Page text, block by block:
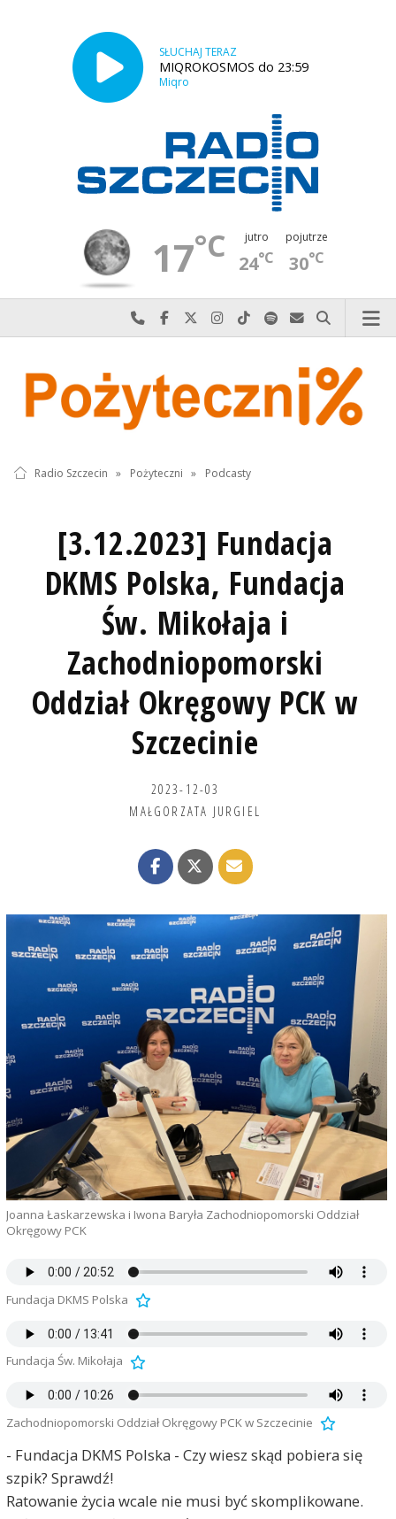
SŁUCHAJ TERAZ
MIQROKOSMOS do 23:59
Miqro
17°C jutro
24°C
pojutrze
30°C
Najlepiej po prostu do nas zadzwoń
Odwiedź nas na Facebook-u
Odwiedź nas na X
Odwiedź nas na Instagram-ie
Odwiedź nas na TikTok-u
Szukaj nas na Spotify
Wyślij do nas
Szukaj
Radio Szczecin » Pożyteczni » Podcasty
[3.12.2023] Fundacja
DKMS Polska, Fundacja
Św. Mikołaja i
Zachodniopomorski
Oddział Okręgowy PCK w
Szczecinie
2023-12-03
MAŁGORZATA JURGIEL
Joanna Łaskarzewska i Iwona Baryła Zachodniopomorski Oddział
Okręgowy PCK
Fundacja DKMS Polska
Fundacja Św. Mikołaja
Zachodniopomorski Oddział Okręgowy PCK w Szczecinie
- Fundacja DKMS Polska - Czy wiesz skąd pobiera się
szpik? Sprawdź!
Ratowanie życia wcale nie musi być skomplikowane.